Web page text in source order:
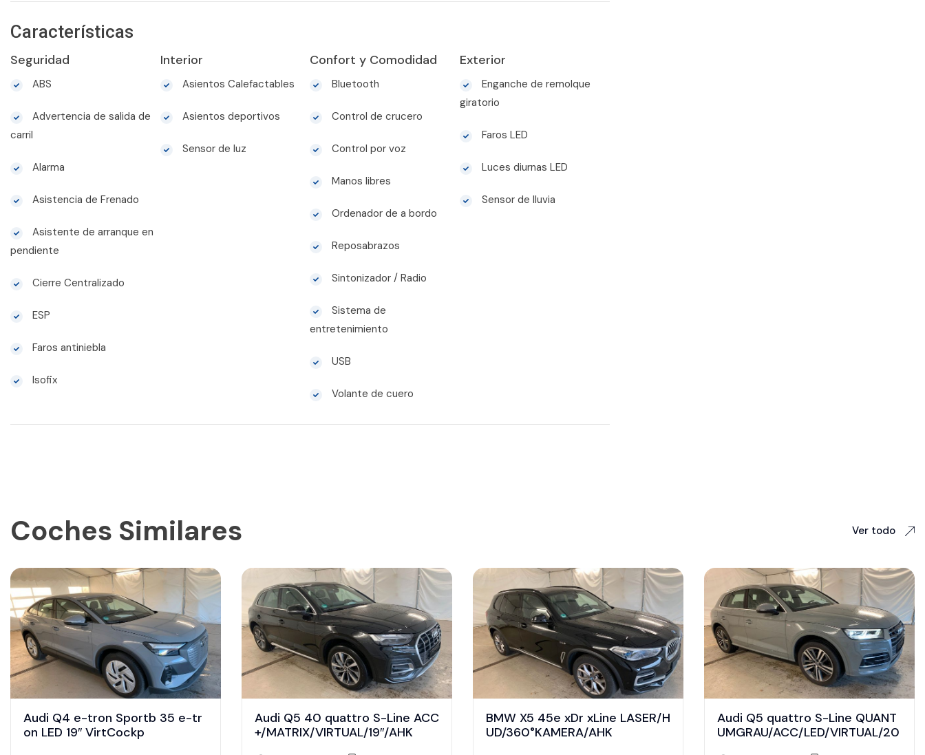
Características
Seguridad
ABS
Advertencia de salida de
carril
Alarma
Asistencia de Frenado
Asistente de arranque en
pendiente
Cierre Centralizado
ESP
Faros antiniebla
Isofix
Interior
Asientos Calefactables
Asientos deportivos
Sensor de luz
Confort y Comodidad
Bluetooth
Control de crucero
Control por voz
Manos libres
Ordenador de a bordo
Reposabrazos
Sintonizador / Radio
Sistema de
entretenimiento
USB
Volante de cuero
Exterior
Enganche de remolque
giratorio
Faros LED
Luces diurnas LED
Sensor de lluvia
Coches Similares Ver todo
Audi Q4 e-tron Sportb 35 e-tr
on LED 19″ VirtCockp
Audi Q5 40 quattro S-Line ACC
+/MATRIX/VIRTUAL/19″/AHK
BMW X5 45e xDr xLine LASER/H
UD/360°KAMERA/AHK
Audi Q5 quattro S-Line QUANT
UMGRAU/ACC/LED/VIRTUAL/20